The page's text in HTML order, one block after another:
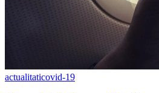
actualitaticovid-19